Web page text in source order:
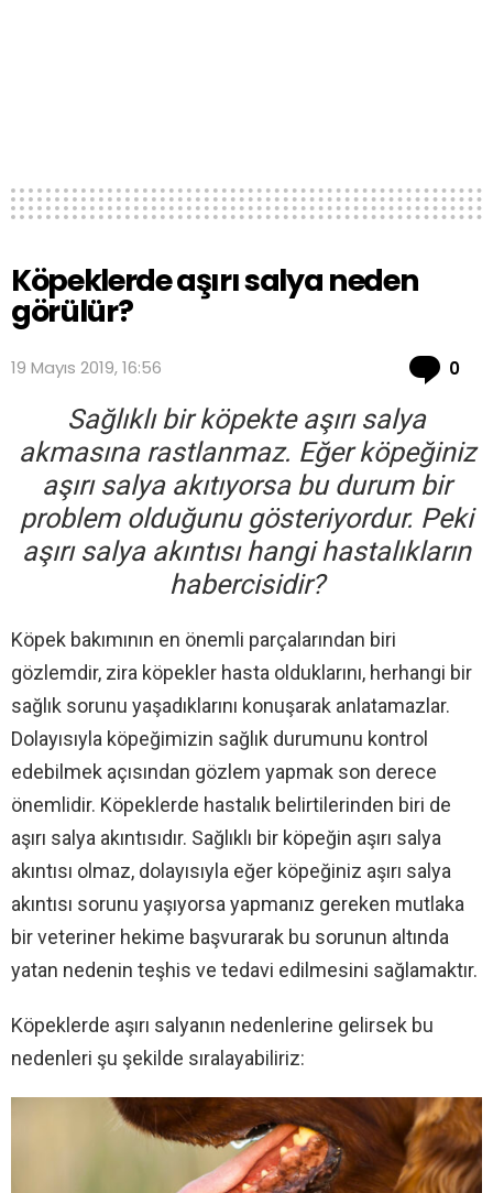
Köpeklerde aşırı salya neden
görülür?
19 Mayıs 2019, 16:56 0
Sağlıklı bir köpekte aşırı salya
akmasına rastlanmaz. Eğer köpeğiniz
aşırı salya akıtıyorsa bu durum bir
problem olduğunu gösteriyordur. Peki
aşırı salya akıntısı hangi hastalıkların
habercisidir?
Köpek bakımının en önemli parçalarından biri
gözlemdir, zira köpekler hasta olduklarını, herhangi bir
sağlık sorunu yaşadıklarını konuşarak anlatamazlar.
Dolayısıyla köpeğimizin sağlık durumunu kontrol
edebilmek açısından gözlem yapmak son derece
önemlidir. Köpeklerde hastalık belirtilerinden biri de
aşırı salya akıntısıdır. Sağlıklı bir köpeğin aşırı salya
akıntısı olmaz, dolayısıyla eğer köpeğiniz aşırı salya
akıntısı sorunu yaşıyorsa yapmanız gereken mutlaka
bir veteriner hekime başvurarak bu sorunun altında
yatan nedenin teşhis ve tedavi edilmesini sağlamaktır.
Köpeklerde aşırı salyanın nedenlerine gelirsek bu
nedenleri şu şekilde sıralayabiliriz: